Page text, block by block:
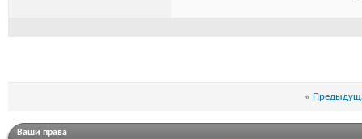
«
Ваши права